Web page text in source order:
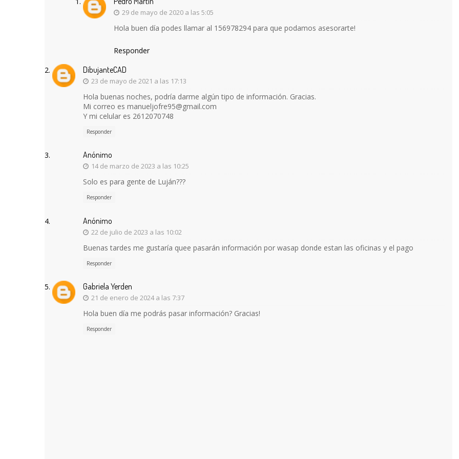
29 de mayo de 2020 a las 5:05
Hola buen día podes llamar al 156978294 para que podamos asesorarte!
Responder
DibujanteCAD
23 de mayo de 2021 a las 17:13
Hola buenas noches, podría darme algún tipo de información. Gracias.
Mi correo es manueljofre95@gmail.com
Y mi celular es 2612070748
Responder
Anónimo
14 de marzo de 2023 a las 10:25
Solo es para gente de Luján???
Responder
Anónimo
22 de julio de 2023 a las 10:02
Buenas tardes me gustaría quee pasarán información por wasap donde estan las oficinas y el pago
Responder
Gabriela Yerden
21 de enero de 2024 a las 7:37
Hola buen día me podrás pasar información? Gracias!
Responder